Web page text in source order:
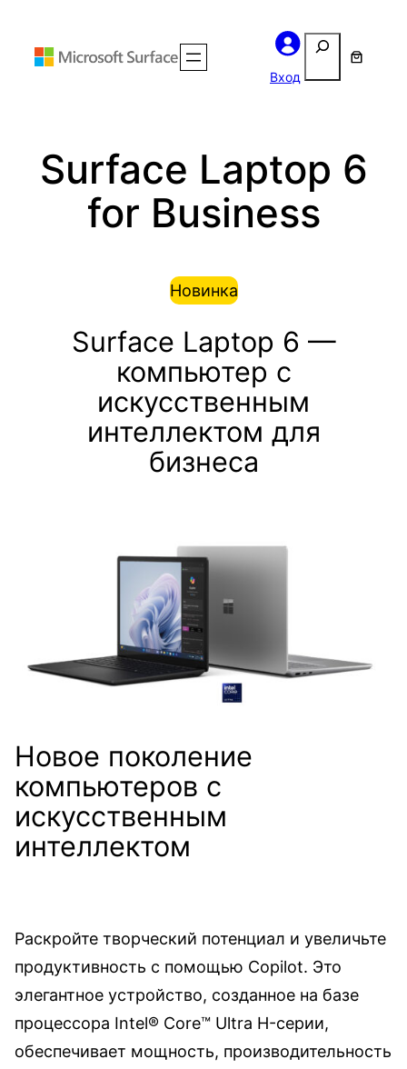
Вход
Поиск
Surface Laptop 6
for Business
Новинка
Surface Laptop 6 —
компьютер с
искусственным
интеллектом для
бизнеса
Новое поколение
компьютеров с
искусственным
интеллектом
Раскройте творческий потенциал и увеличьте
продуктивность с помощью Copilot. Это
элегантное устройство, созданное на базе
процессора Intel® Core™ Ultra H-серии,
обеспечивает мощность, производительность